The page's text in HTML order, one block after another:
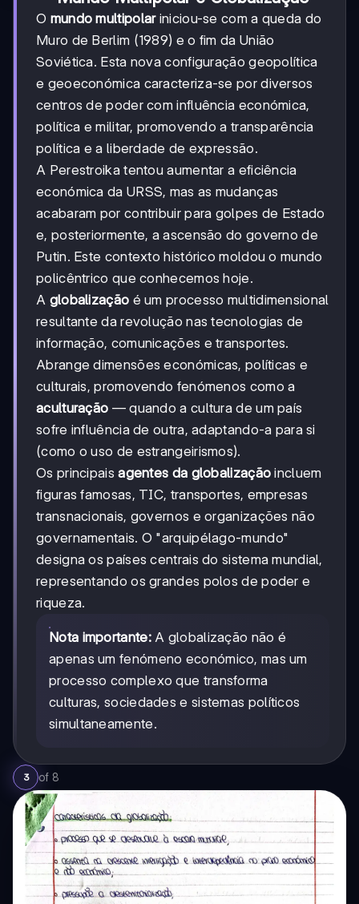
O mundo multipolariniciou-se com a queda do
Muro de Berlim (1989) e o fim da União
Soviética. Esta nova configuração geopolítica
e geoeconómica caracteriza-se por diversos
centros de poder com influência económica,
política e militar, promovendo a transparência
política e a liberdade de expressão.
A Perestroika tentou aumentar a eficiência
económica da URSS, mas as mudanças
acabaram por contribuir para golpes de Estado
e, posteriormente, a ascensão do governo de
Putin. Este contexto histórico moldou o mundo
policêntrico que conhecemos hoje.
A globalização é um processo multidimensional
resultante da revolução nas tecnologias de
informação, comunicações e transportes.
Abrange dimensões económicas, políticas e
culturais, promovendo fenómenos como a
aculturação — quando a cultura de um país
sofre influência de outra, adaptando-a para si
(como o uso de estrangeirismos).
Os principaisagentes da globalização incluem
figuras famosas, TIC, transportes, empresas
transnacionais, governos e organizações não
governamentais. O "arquipélago-mundo"
designa os países centrais do sistema mundial,
representando os grandes polos de poder e
riqueza.
Nota importante:A globalização não é
apenas um fenómeno económico, mas um
processo complexo que transforma
culturas, sociedades e sistemas políticos
simultaneamente.
3 of 8